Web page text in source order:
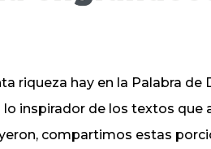
riqueza hay en la Palabra de
lo inspirador de los textos que
compartimos estas